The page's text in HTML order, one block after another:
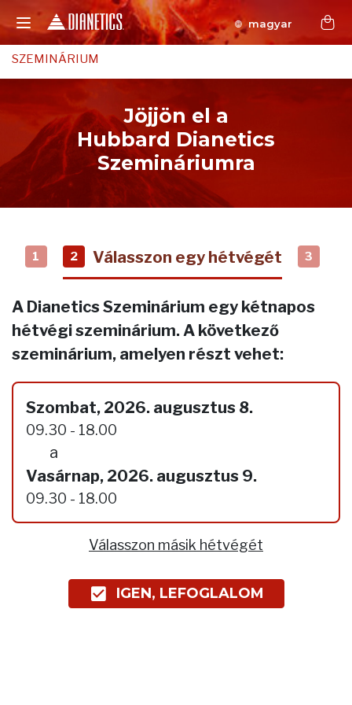
magyar
SZEMINÁRIUM
Jöjjön el a
Hubbard Dianetics
Szemináriumra
1 2 Válasszon egy hétvégét 3
A Dianetics Szeminárium egy kétnapos
hétvégi szeminárium. A következő
szeminárium, amelyen részt vehet:
Szombat, 2026. augusztus 8.
09.30 - 18.00
a
Vasárnap, 2026. augusztus 9.
09.30 - 18.00
Válasszon másik hétvégét
IGEN, LEFOGLALOM